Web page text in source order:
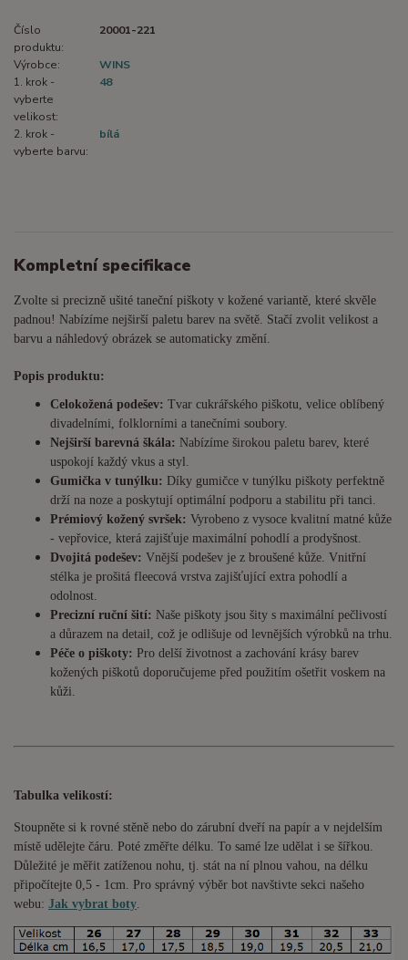
Číslo
produktu:
20001-221
Výrobce:
WINS
1. krok -
vyberte
velikost:
48
2. krok -
vyberte barvu:
bílá
Kompletní specifikace
Zvolte si precizně ušité taneční piškoty v kožené variantě, které skvěle
padnou! Nabízíme nejširší paletu barev na světě. Stačí zvolit velikost a
barvu a náhledový obrázek se automaticky změní.
Popis produktu:
Celokožená podešev: Tvar cukrářského piškotu, velice oblíbený
divadelními, folklorními a tanečními soubory.
Nejširší barevná škála: Nabízíme širokou paletu barev, které
uspokojí každý vkus a styl.
Gumička v tunýlku: Díky gumičce v tunýlku piškoty perfektně
drží na noze a poskytují optimální podporu a stabilitu při tanci.
Prémiový kožený svršek: Vyrobeno z vysoce kvalitní matné kůže
- vepřovice, která zajišťuje maximální pohodlí a prodyšnost.
Dvojitá podešev: Vnější podešev je z broušené kůže. Vnitřní
stélka je prošitá fleecová vrstva zajišťující extra pohodlí a
odolnost.
Precizní ruční šití: Naše piškoty jsou šity s maximální pečlivostí
a důrazem na detail, což je odlišuje od levnějších výrobků na trhu.
Péče o piškoty: Pro delší životnost a zachování krásy barev
kožených piškotů doporučujeme před použitím ošetřit voskem na
kůži.
Tabulka velikostí:
Stoupněte si k rovné stěně nebo do zárubní dveří na papír a v nejdelším
místě udělejte čáru. Poté změřte délku. To samé lze udělat i se šířkou.
Důležité je měřit zatíženou nohu, tj. stát na ní plnou vahou, na délku
připočítejte 0,5 - 1cm . Pro správný výběr bot navštivte sekci našeho
webu: Jak vybrat boty